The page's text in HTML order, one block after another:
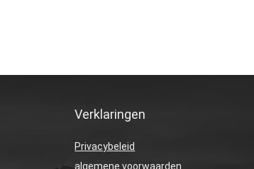
Verklaringen
Privacybeleid
algemene voorwaarden